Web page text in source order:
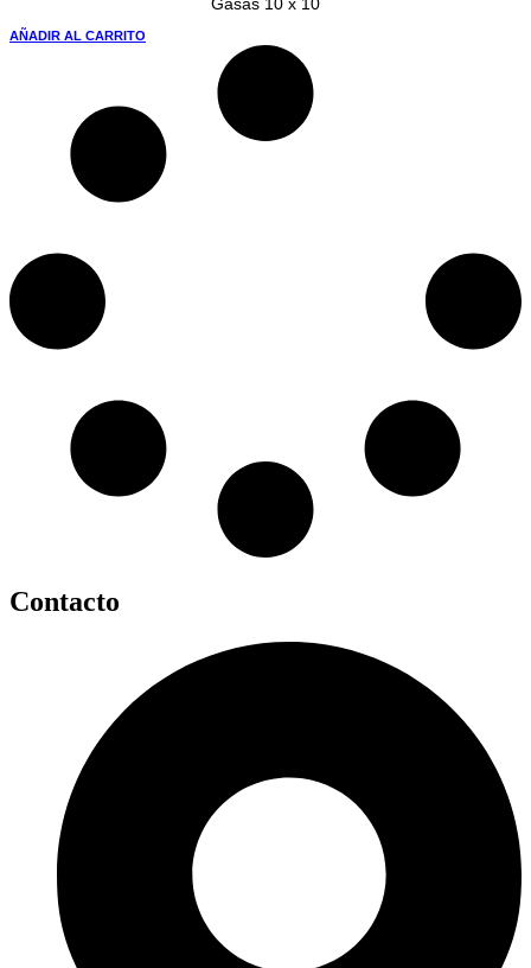
AÑADIR AL CARRITO
Contacto